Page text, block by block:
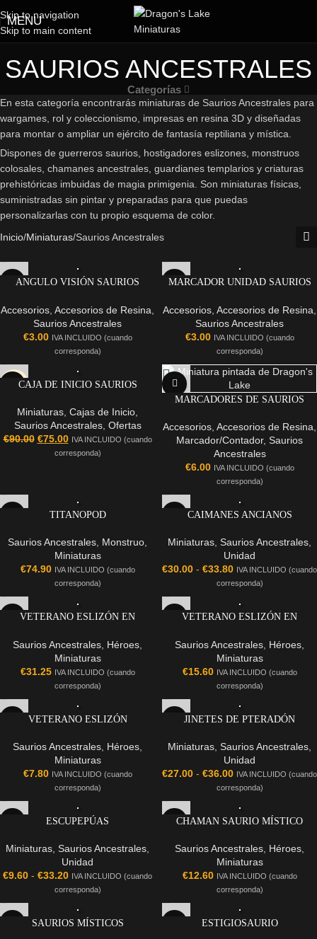
Skip to navigation
Skip to main content
MENU
SAURIOS ANCESTRALES
Categorías
En esta categoría encontrarás miniaturas de Saurios Ancestrales para
wargames, rol y coleccionismo, impresas en resina 3D y diseñadas
para montar o ampliar un ejército de fantasía reptiliana y mística.
Dispones de guerreros saurios, hostigadores eslizones, monstruos
colosales, chamanes ancestrales, guardianes templarios y criaturas
prehistóricas imbuidas de magia primigenia. Son miniaturas físicas,
suministradas sin pintar y preparadas para que puedas
personalizarlas con tu propio esquema de color.
Inicio Miniaturas Saurios Ancestrales
ANGULO VISIÓN SAURIOS
Accesorios Accesorios de Resina
Saurios Ancestrales
€3.00 IVA INCLUIDO (cuando
corresponda)
MARCADOR UNIDAD SAURIOS
Accesorios Accesorios de Resina
Saurios Ancestrales
€3.00 IVA INCLUIDO (cuando
corresponda)
-17%CAJA DE INICIO SAURIOS
Miniaturas, Cajas de Inicio,
Saurios Ancestrales, Ofertas
€90.00 €75.00
IVA INCLUIDO (cuando
corresponda)
MARCADORES DE SAURIOS
Accesorios, Accesorios de Resina,
Marcador/Contador, Saurios
Ancestrales
€6.00
IVA INCLUIDO (cuando
corresponda)
TITANOPOD
Saurios Ancestrales, Monstruo,
Miniaturas
€74.90
IVA INCLUIDO (cuando
corresponda)
CAIMANES ANCIANOS
Miniaturas, Saurios Ancestrales,
Unidad
€30.00 - €33.80 IVA INCLUIDO (cuando
corresponda)
VETERANO ESLIZÓN EN
Saurios Ancestrales Héroes
Miniaturas
€31.25 IVA INCLUIDO (cuando
corresponda)
VETERANO ESLIZÓN EN
Saurios Ancestrales Héroes
Miniaturas
€15.60 IVA INCLUIDO (cuando
corresponda)
VETERANO ESLIZÓN
Saurios Ancestrales Héroes
Miniaturas
€7.80 IVA INCLUIDO (cuando
corresponda)
JINETES DE PTERADÓN
Miniaturas Saurios Ancestrales
Unidad
€27.00 - €36.00 IVA INCLUIDO (cuando
corresponda)
ESCUPEPÚAS
Miniaturas Saurios Ancestrales
Unidad
€9.60 - €33.20 IVA INCLUIDO (cuando
corresponda)
CHAMAN SAURIO MÍSTICO
Saurios Ancestrales Héroes
Miniaturas
€12.60 IVA INCLUIDO (cuando
corresponda)
SAURIOS MÍSTICOS ESTIGIOSAURIO